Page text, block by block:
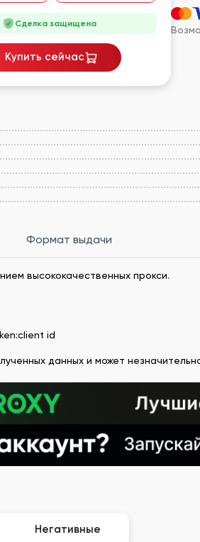
Сделка защищена
Купить сейчас
Формат выдачи
высококачественных прокси.
id
данных и может
Негативные